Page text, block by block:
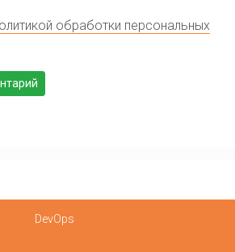
обработки персональных
DevOps